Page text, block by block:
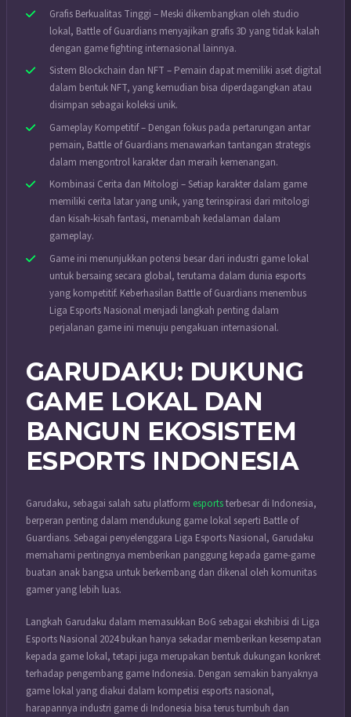
Grafis Berkualitas Tinggi – Meski dikembangkan oleh studio
lokal, Battle of Guardians menyajikan grafis 3D yang tidak kalah
dengan game fighting internasional lainnya.
Sistem Blockchain dan NFT – Pemain dapat memiliki aset digital
dalam bentuk NFT, yang kemudian bisa diperdagangkan atau
disimpan sebagai koleksi unik.
Gameplay Kompetitif – Dengan fokus pada pertarungan antar
pemain, Battle of Guardians menawarkan tantangan strategis
dalam mengontrol karakter dan meraih kemenangan.
Kombinasi Cerita dan Mitologi – Setiap karakter dalam game
memiliki cerita latar yang unik, yang terinspirasi dari mitologi
dan kisah-kisah fantasi, menambah kedalaman dalam
gameplay.
Game ini menunjukkan potensi besar dari industri game lokal
untuk bersaing secara global, terutama dalam dunia esports
yang kompetitif. Keberhasilan Battle of Guardians menembus
Liga Esports Nasional menjadi langkah penting dalam
perjalanan game ini menuju pengakuan internasional.
GARUDAKU: DUKUNG
GAME LOKAL DAN
BANGUN EKOSISTEM
ESPORTS INDONESIA
Garudaku, sebagai salah satu platform esportsterbesar di Indonesia,
berperan penting dalam mendukung game lokal seperti Battle of
Guardians. Sebagai penyelenggara Liga Esports Nasional, Garudaku
memahami pentingnya memberikan panggung kepada game-game
buatan anak bangsa untuk berkembang dan dikenal oleh komunitas
gamer yang lebih luas.
Langkah Garudaku dalam memasukkan BoG sebagai ekshibisi di Liga
Esports Nasional 2024 bukan hanya sekadar memberikan kesempatan
kepada game lokal, tetapi juga merupakan bentuk dukungan konkret
terhadap pengembang game Indonesia. Dengan semakin banyaknya
game lokal yang diakui dalam kompetisi esports nasional,
harapannya industri game di Indonesia bisa terus tumbuh dan